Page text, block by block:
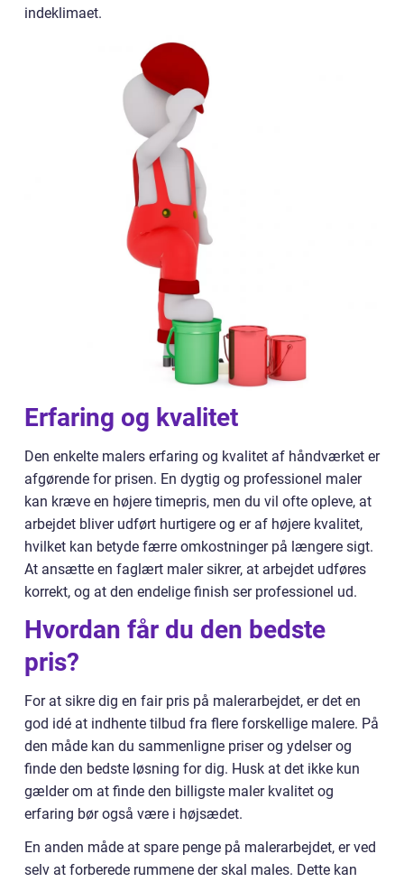
indeklimaet.
Erfaring og kvalitet
Den enkelte malers erfaring og kvalitet af håndværket er
afgørende for prisen. En dygtig og professionel maler
kan kræve en højere timepris, men du vil ofte opleve, at
arbejdet bliver udført hurtigere og er af højere kvalitet,
hvilket kan betyde færre omkostninger på længere sigt.
At ansætte en faglært maler sikrer, at arbejdet udføres
korrekt, og at den endelige finish ser professionel ud.
Hvordan får du den bedste
pris?
For at sikre dig en fair pris på malerarbejdet, er det en
god idé at indhente tilbud fra flere forskellige malere. På
den måde kan du sammenligne priser og ydelser og
finde den bedste løsning for dig. Husk at det ikke kun
gælder om at finde den billigste maler kvalitet og
erfaring bør også være i højsædet.
En anden måde at spare penge på malerarbejdet, er ved
selv at forberede rummene der skal males. Dette kan